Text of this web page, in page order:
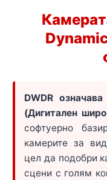
DWDR
(Дигитален
софтуерно
камерите за
цел да подобри
сцени с голям